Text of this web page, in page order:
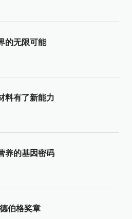
的无限可能
料有了新能力
养的基因密码
伯格奖章